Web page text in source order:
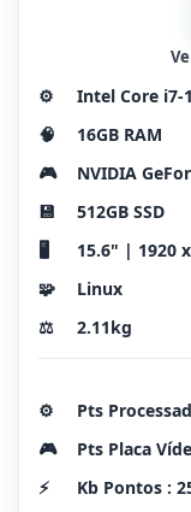
⚙️
Intel Core i7-
🧠
16GB RAM
🎮
NVIDIA
💾
512GB SSD
🖥️
15.6" | 1920
🧩
Linux
⚖️
2.11kg
⚙️
Pts
🎮
Pts Placa
⚡
Kb Pontos :